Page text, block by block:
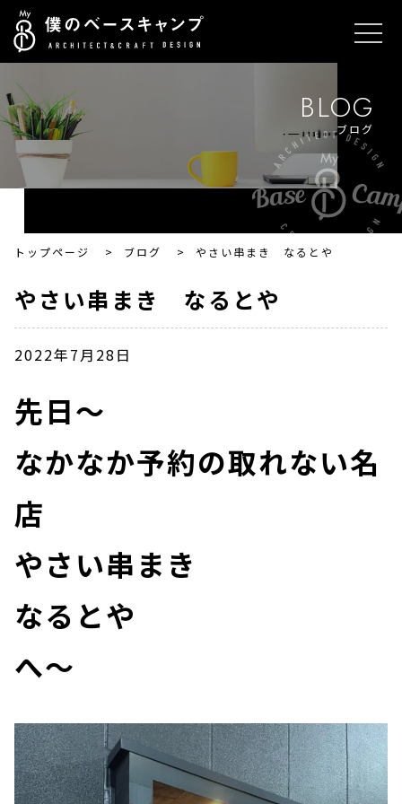
BLOG
ブログ
トップページ > ブログ > やさい串まき なるとや
やさい串まき なるとや
2022年7月28日
先日～
なかなか予約の取れない名
店
やさい串まき
なるとや
へ～